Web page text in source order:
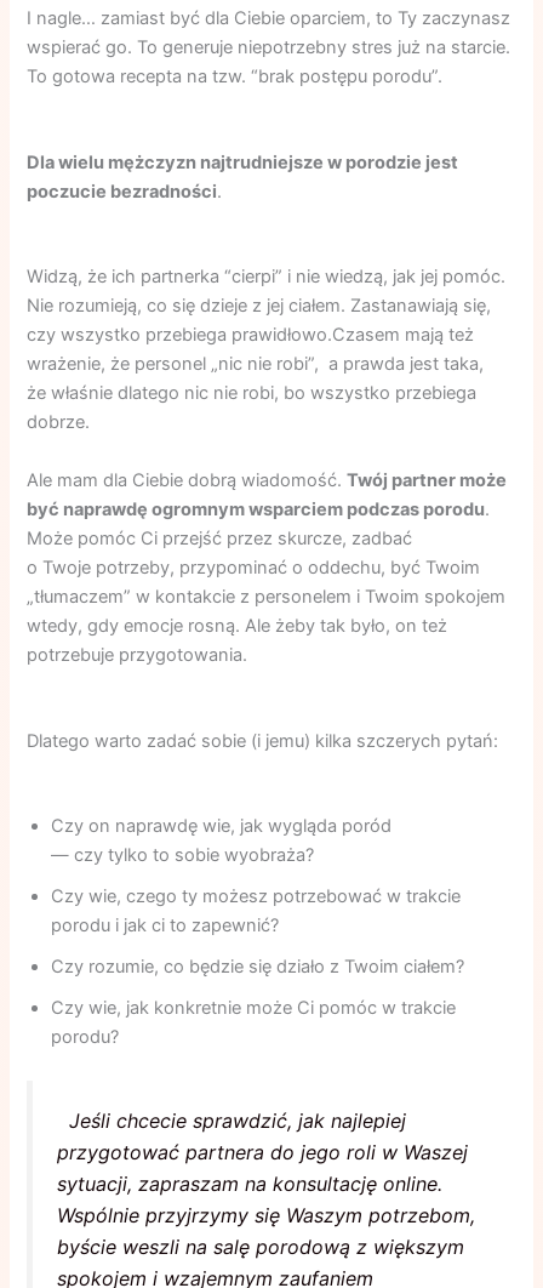
I nagle… zamiast być dla Ciebie oparciem, to Ty zaczynasz
wspierać go. To generuje niepotrzebny stres już na starcie.
To gotowa recepta na tzw. “brak postępu porodu”.
Dla wielu mężczyzn najtrudniejsze w porodzie jest
poczucie bezradności.
Widzą, że ich partnerka “cierpi” i nie wiedzą, jak jej pomóc.
Nie rozumieją, co się dzieje z jej ciałem. Zastanawiają się,
czy wszystko przebiega prawidłowo.Czasem mają też
wrażenie, że personel „nic nie robi”, a prawda jest taka,
że właśnie dlatego nic nie robi, bo wszystko przebiega
dobrze.
Ale mam dla Ciebie dobrą wiadomość.Twój partner może
być naprawdę ogromnym wsparciem podczas porodu.
Może pomóc Ci przejść przez skurcze, zadbać
o Twoje potrzeby, przypominać o oddechu, być Twoim
„tłumaczem” w kontakcie z personelem i Twoim spokojem
wtedy, gdy emocje rosną. Ale żeby tak było, on też
potrzebuje przygotowania.
Dlatego warto zadać sobie (i jemu) kilka szczerych pytań:
Czy on naprawdę wie, jak wygląda poród
— czy tylko to sobie wyobraża?
Czy wie, czego ty możesz potrzebować w trakcie
porodu i jak ci to zapewnić?
Czy rozumie, co będzie się działo z Twoim ciałem?
Czy wie, jak konkretnie może Ci pomóc w trakcie
porodu?
Jeśli chcecie sprawdzić, jak najlepiej
przygotować partnera do jego roli w Waszej
sytuacji, zapraszam na konsultację online.
Wspólnie przyjrzymy się Waszym potrzebom,
byście weszli na salę porodową z większym
spokojem i wzajemnym zaufaniem